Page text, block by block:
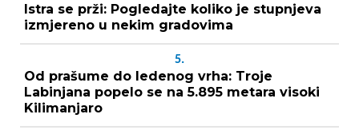
Istra se prži: Pogledajte koliko je stupnjeva
izmjereno u nekim gradovima
5.
Od prašume do ledenog vrha: Troje
Labinjana popelo se na 5.895 metara visoki
Kilimanjaro